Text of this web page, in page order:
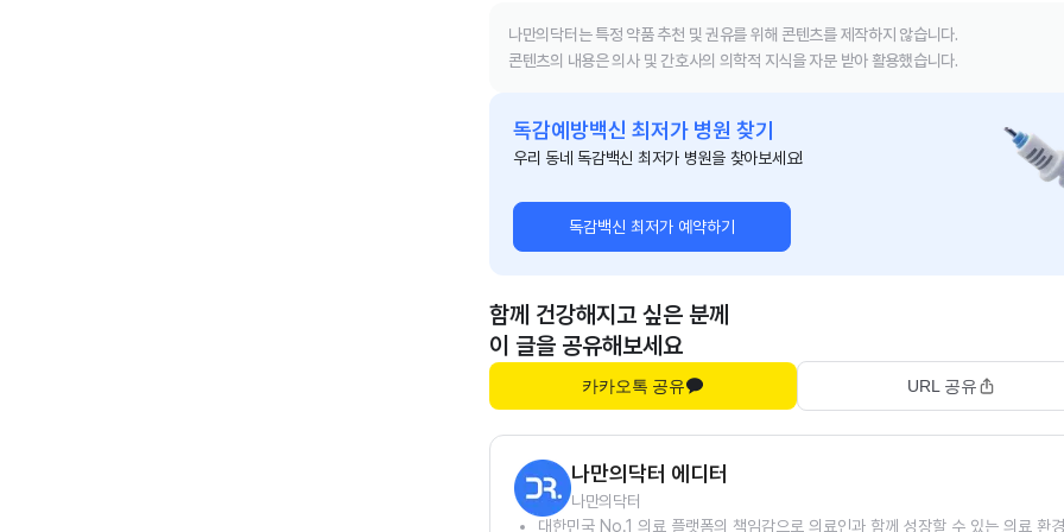
나만의닥터는 특정 약품 추천 및 권유를 위해 콘텐츠를 제작하지 않습니다.
콘텐츠의 내용은 의사 및 간호사의 의학적 지식을 자문 받아 활용했습니다.
독감예방백신 최저가 병원 찾기
우리 동네 독감백신 최저가 병원을 찾아보세요!
독감백신 최저가 예약하기
함께 건강해지고 싶은 분께
이 글을 공유해보세요
카카오톡 공유 URL 공유
나만의닥터 에디터
나만의닥터
대한민국 No.1 의료 플랫폼의 책임감으로 의료인과 함께 성장할 수 있는 의료 환